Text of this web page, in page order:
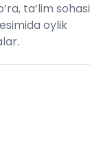
ta’lim sohasi
oylik